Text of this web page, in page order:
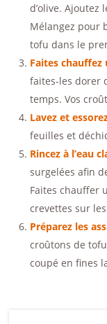
d’olive.
Mélangez pour
tofu dans le
Faites chauffez
faites-les dorer
temps. Vos
Lavez et
feuilles et
Rincez à l’eau
surgelées afin
Faites chauffer
crevettes sur
Préparez les
croûtons de
coupé en fines